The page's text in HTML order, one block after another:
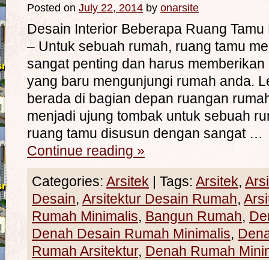
Posted on July 22, 2014 by onarsite
Desain Interior Beberapa Ruang
– Untuk sebuah rumah, ruang tamu
sangat penting dan harus
yang baru mengunjungi rumah anda.
berada di bagian depan ruangan
menjadi ujung tombak untuk sebuah
ruang tamu disusun dengan sangat …
Continue reading »
Categories: Arsitek | Tags: Arsitek,
Desain, Arsitektur Desain Rumah,
Rumah Minimalis, Bangun Rumah,
Denah Desain Rumah Minimalis,
Rumah Arsitektur, Denah Rumah